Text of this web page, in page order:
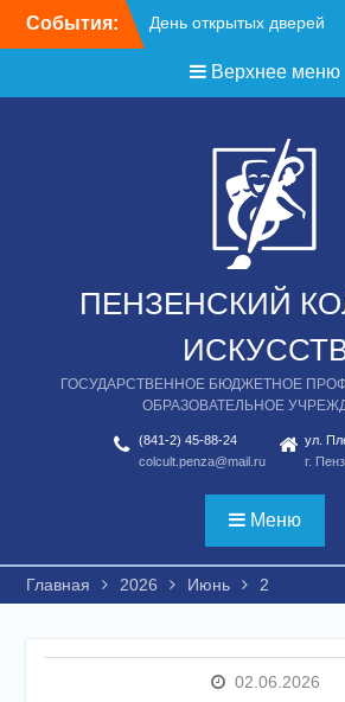
События: День открытых дверей
Верхнее меню
ПЕНЗЕНСКИЙ
ГОСУДАРСТВЕННОЕ БЮДЖЕТНОЕ
ОБРАЗОВАТЕЛЬНОЕ
(841-2) 45-88-24
colcult.penza@mail.ru
ул.
г.
Меню
Главная 2026 Июнь 2
02.06.2026